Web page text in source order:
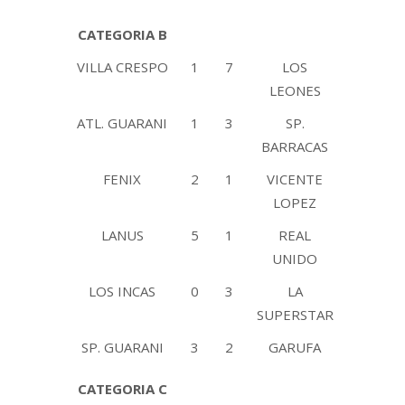
CATEGORIA B
VILLA CRESPO
1 7
LOS
LEONES
ATL. GUARANI
1 3
SP.
BARRACAS
FENIX
2 1
VICENTE
LOPEZ
LANUS
5 1
REAL
UNIDO
LOS INCAS
0 3
LA
SUPERSTAR
SP. GUARANI
3 2 GARUFA
CATEGORIA C